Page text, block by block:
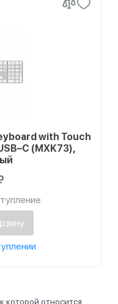
with Touch
(MXK73),
которой относится